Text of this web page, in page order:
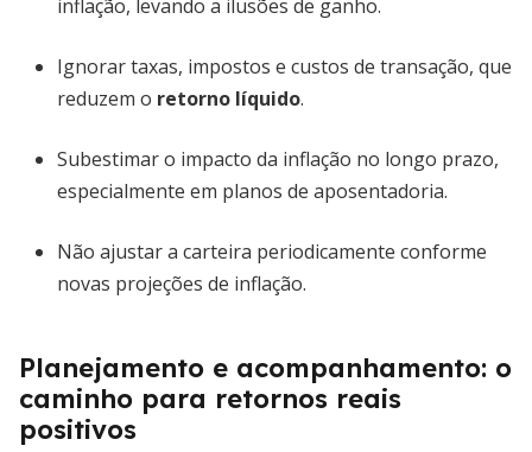
inflação, levando a ilusões de ganho.
Ignorar taxas, impostos e custos de transação, que
reduzem o retorno líquido.
Subestimar o impacto da inflação no longo prazo,
especialmente em planos de aposentadoria.
Não ajustar a carteira periodicamente conforme
novas projeções de inflação.
Planejamento e acompanhamento: o
caminho para retornos reais
positivos